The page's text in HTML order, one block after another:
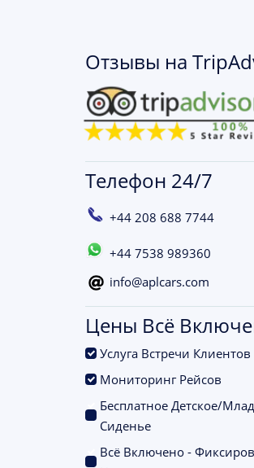
Отзывы на
Телефон 24/7
+44 208 688 7744
+44 7538 989360
info@aplcars.com
Цены Всё
Услуга Встречи Клиентов
Мониторинг Рейсов
Бесплатное Детское/
Сиденье
Всё Включено -